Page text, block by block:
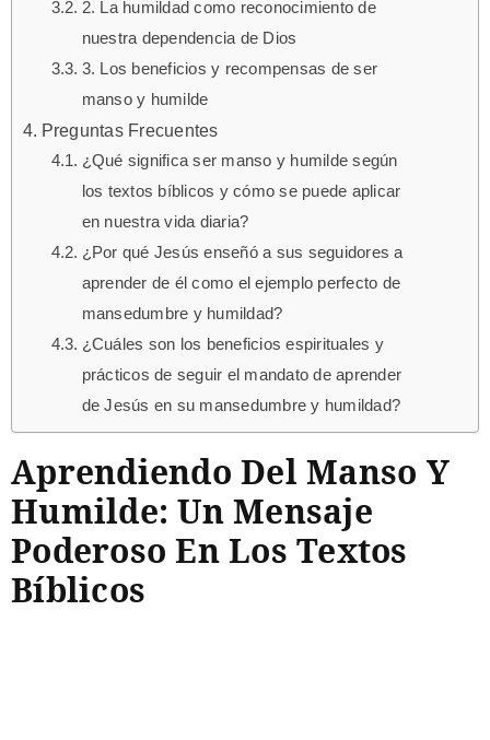
2. La humildad como reconocimiento de
nuestra dependencia de Dios
3. Los beneficios y recompensas de ser
manso y humilde
Preguntas Frecuentes
¿Qué significa ser manso y humilde según
los textos bíblicos y cómo se puede aplicar
en nuestra vida diaria?
¿Por qué Jesús enseñó a sus seguidores a
aprender de él como el ejemplo perfecto de
mansedumbre y humildad?
¿Cuáles son los beneficios espirituales y
prácticos de seguir el mandato de aprender
de Jesús en su mansedumbre y humildad?
Aprendiendo Del Manso Y
Humilde: Un Mensaje
Poderoso En Los Textos
Bíblicos